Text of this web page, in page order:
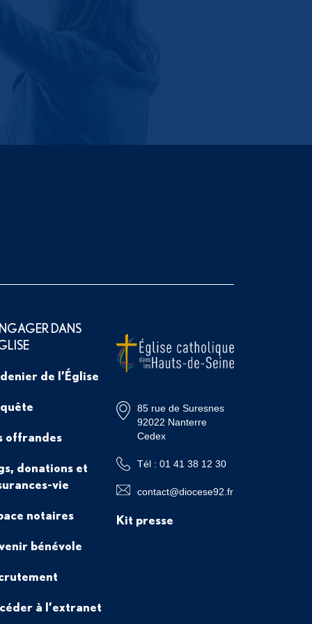
DANS
de l’Église
offrandes
donations et
vie
notaires
bénévole
à l’extranet
85 rue de Suresnes
92022 Nanterre
Cedex
Tél : 01 41 38 12 30
contact@diocese92.fr
Kit presse